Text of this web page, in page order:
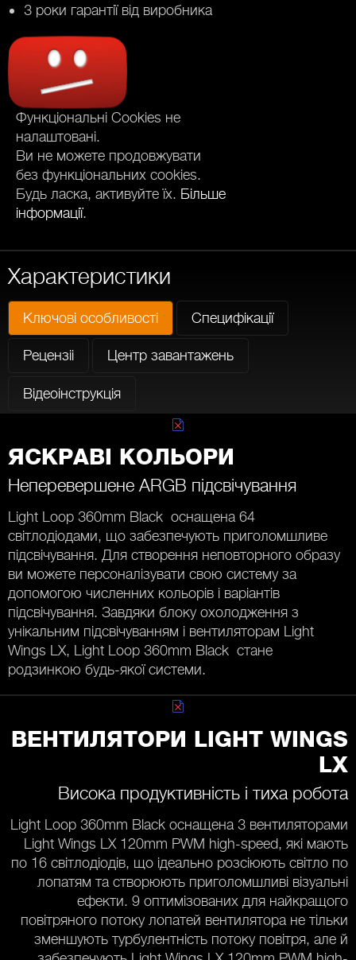
3 роки гарантії від виробника
Функціональні Cookies не
налаштовані.
Ви не можете продовжувати
без функціональних cookies.
Будь ласка, активуйте їх. Більше
інформації.
Характеристики
Ключові особливості Специфікації
Рецензіі Центр завантажень
Відеоінструкція
ЯСКРАВІ КОЛЬОРИ
Неперевершене ARGB підсвічування
Light Loop 360mm Black оснащена 64
світлодіодами, що забезпечують приголомшливе
підсвічування. Для створення неповторного образу
ви можете персоналізувати свою систему за
допомогою численних кольорів і варіантів
підсвічування. Завдяки блоку охолодження з
унікальним підсвічуванням і вентиляторам Light
Wings LX, Light Loop 360mm Black стане
родзинкою будь-якої системи.
ВЕНТИЛЯТОРИ LIGHT WINGS
LX
Висока продуктивність і тиха робота
Light Loop 360mm Black оснащена 3 вентиляторами
Light Wings LX 120mm PWM high-speed, які мають
по 16 світлодіодів, що ідеально розсіюють світло по
лопатям та створюють приголомшливі візуальні
ефекти. 9 оптимізованих для найкращого
повітряного потоку лопатей вентилятора не тільки
зменшують турбулентність потоку повітря, але й